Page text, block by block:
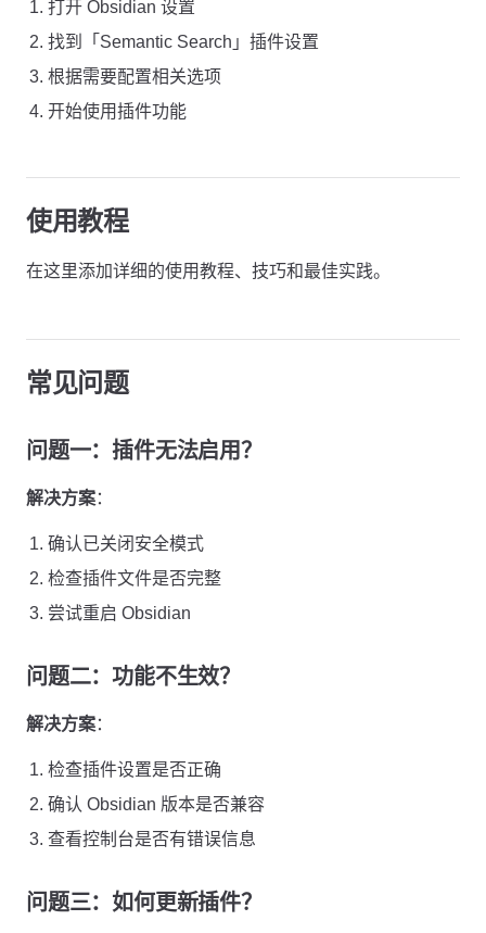
打开 Obsidian 设置
找到「Semantic Search」插件设置
根据需要配置相关选项
开始使用插件功能
使用教程
在这里添加详细的使用教程、技巧和最佳实践。
常见问题
问题一：插件无法启用？
解决方案：
确认已关闭安全模式
检查插件文件是否完整
尝试重启 Obsidian
问题二：功能不生效？
解决方案：
检查插件设置是否正确
确认 Obsidian 版本是否兼容
查看控制台是否有错误信息
问题三：如何更新插件？